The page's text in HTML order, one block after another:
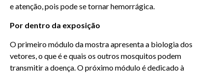
e atenção, pois pode se tornar hemorrágica.
Por dentro da exposição
O primeiro módulo da mostra apresenta a biologia dos
vetores, o que é e quais os outros mosquitos podem
transmitir a doença. O próximo módulo é dedicado à